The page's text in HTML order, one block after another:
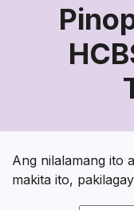
Ang nilalamang ito
makita ito,